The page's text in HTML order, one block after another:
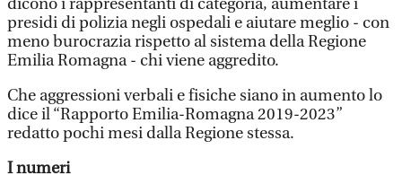
dicono i rappresentanti di categoria, aumentare i
presidi di polizia negli ospedali e aiutare meglio - con
meno burocrazia rispetto al sistema della Regione
Emilia Romagna - chi viene aggredito.
Che aggressioni verbali e fisiche siano in aumento lo
dice il “Rapporto Emilia-Romagna 2019-2023”
redatto pochi mesi dalla Regione stessa.
I numeri